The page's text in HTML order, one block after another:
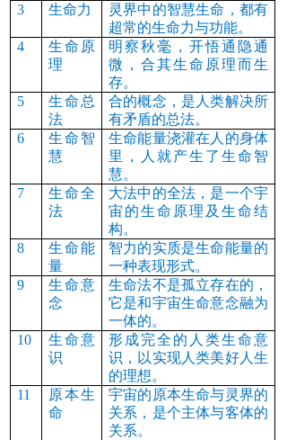
3
生命力
灵界中的智慧生命，都有
超常的生命力与功能。
4
生命原
理
明察秋毫，开悟通隐通
微，合其生命原理而生
存。
5
生命总
法
合的概念，是人类解决所
有矛盾的总法。
6
生命智
慧
生命能量浇灌在人的身体
里，人就产生了生命智
慧。
7
生命全
法
大法中的全法，是一个宇
宙的生命原理及生命结
构。
8
生命能
量
智力的实质是生命能量的
一种表现形式。
9
生命意
念
生命法不是孤立存在的，
它是和宇宙生命意念融为
一体的。
10
生命意
识
形成完全的人类生命意
识，以实现人类美好人生
的理想。
11
原本生
命
宇宙的原本生命与灵界的
关系，是个主体与客体的
关系。